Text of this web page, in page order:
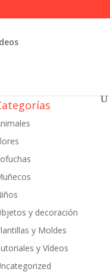
y decoración
y Moldes
y Vídeos